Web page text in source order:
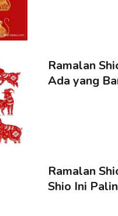
Ramalan
Ada yang
Ramalan
Shio Ini